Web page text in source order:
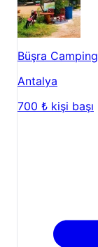
Büşra Camping
Antalya
700 ₺ kişi başı